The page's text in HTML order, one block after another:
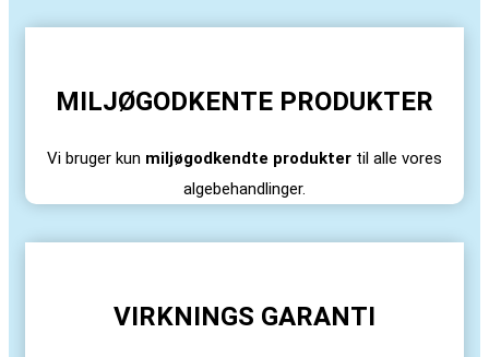
MILJØGODKENTE PRODUKTER
Vi bruger kun miljøgodkendte produkter til alle vores
algebehandlinger.
VIRKNINGS GARANTI